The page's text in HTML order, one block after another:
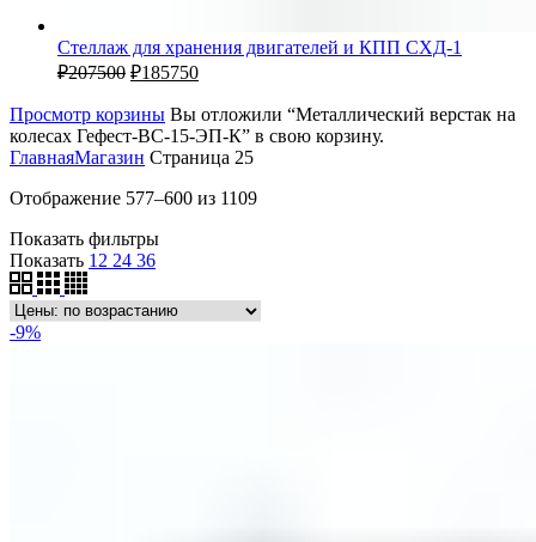
Стеллаж для хранения двигателей и КПП СХД-1
₽207500 ₽185750
Просмотр корзины Вы отложили “Металлический верстак на
колесах Гефест-ВС-15-ЭП-К” в свою корзину.
ГлавнаяМагазин Страница 25
Отображение 577–600 из 1109
Показать фильтры
Показать 12 24 36
-9%